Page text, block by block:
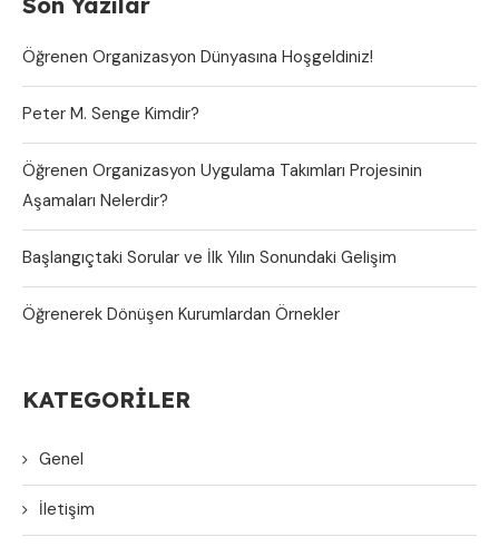
Öğrenen Organizasyon Dünyasına Hoşgeldiniz!
Peter M. Senge Kimdir?
Öğrenen Organizasyon Uygulama Takımları Projesinin
Aşamaları Nelerdir?
Başlangıçtaki Sorular ve İlk Yılın Sonundaki Gelişim
Öğrenerek Dönüşen Kurumlardan Örnekler
KATEGORILER
Genel
İletişim